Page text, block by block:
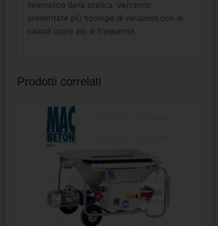
telematico della pratica. Verranno
presentate più tipologie di variazioni con le
causali usate più di frequente.
Prodotti correlati